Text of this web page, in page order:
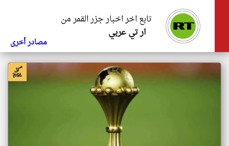
تابع اخر اخبار جزر القمر من
ار تي عربي
مصادر أخرى